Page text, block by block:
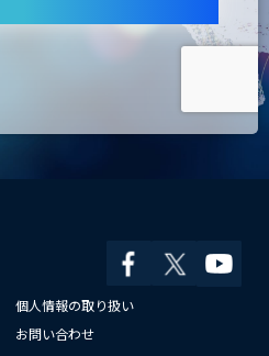
個人情報の取り扱い
お問い合わせ